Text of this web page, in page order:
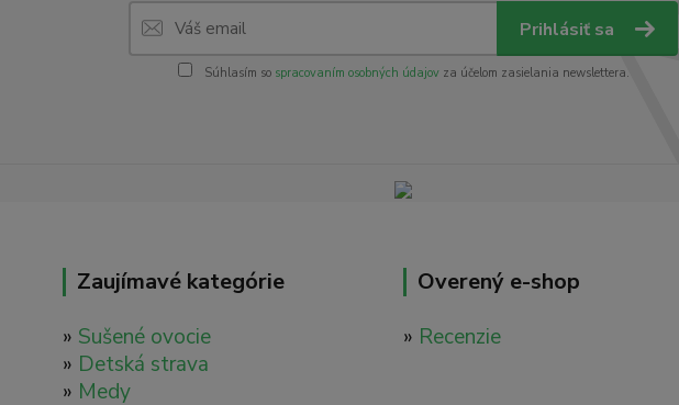
Prihlásiť sa
Súhlasím so spracovaním osobných údajovza účelom zasielania newslettera.
Zaujímavé kategórie
» Sušené ovocie
» Detská strava
» Medy
Overený e-shop
» Recenzie